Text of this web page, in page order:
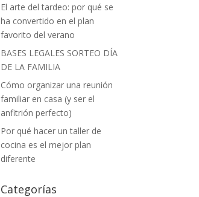
El arte del tardeo: por qué se
ha convertido en el plan
favorito del verano
BASES LEGALES SORTEO DÍA
DE LA FAMILIA
Cómo organizar una reunión
familiar en casa (y ser el
anfitrión perfecto)
Por qué hacer un taller de
cocina es el mejor plan
diferente
Categorías